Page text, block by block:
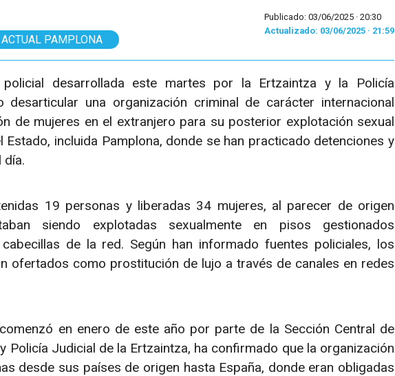
PAMPLONA
Publicado: 03/06/2025 · 20:30
Actualizado: 03/06/2025 · 21:59
policial desarrollada este martes por la Ertzaintza y la Policía
desarticular una organización criminal de carácter internacional
de mujeres en el extranjero para su posterior explotación sexual
incluida Pamplona, donde se han practicado detenciones y
día.
19 personas y liberadas 34 mujeres, al parecer de origen
siendo explotadas sexualmente en pisos gestionados
de la red. Según han informado fuentes policiales, los
ofertados como prostitución de lujo a través de canales en redes
en enero de este año por parte de la Sección Central de
Policía Judicial de la Ertzaintza, ha confirmado que la organización
desde sus países de origen hasta España, donde eran obligadas